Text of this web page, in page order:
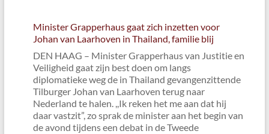
Minister Grapperhaus gaat zich inzetten voor
Johan van Laarhoven in Thailand, familie blij
DEN HAAG – Minister Grapperhaus van Justitie en
Veiligheid gaat zijn best doen om langs
diplomatieke weg de in Thailand gevangenzittende
Tilburger Johan van Laarhoven terug naar
Nederland te halen. ,,Ik reken het me aan dat hij
daar vastzit”, zo sprak de minister aan het begin van
de avond tijdens een debat in de Tweede